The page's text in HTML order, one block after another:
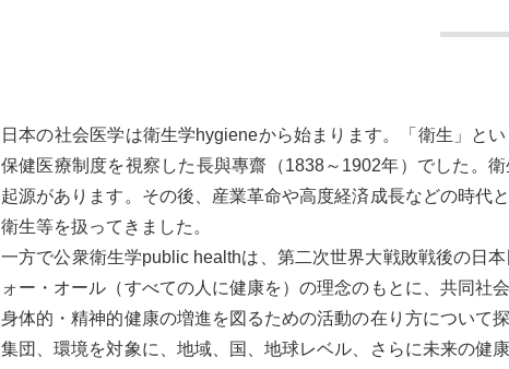
日本の社会医学は衛生学hygieneから始まります。「衛生」と
保健医療制度を視察した長與專齋（1838～1902年）でした。
起源があります。その後、産業革命や高度経済成長などの時代
衛生等を扱ってきました。
一方で公衆衛生学public healthは、第二次世界大戦敗戦後の日
ォー・オール（すべての人に健康を）の理念のもとに、共同社
身体的・精神的健康の増進を図るための活動の在り方について
集団、環境を対象に、地域、国、地球レベル、さらに未来の健